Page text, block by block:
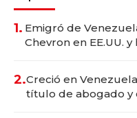
1. Emigró de
Chevron en EE.UU.
2.Creció en
título de abogado y